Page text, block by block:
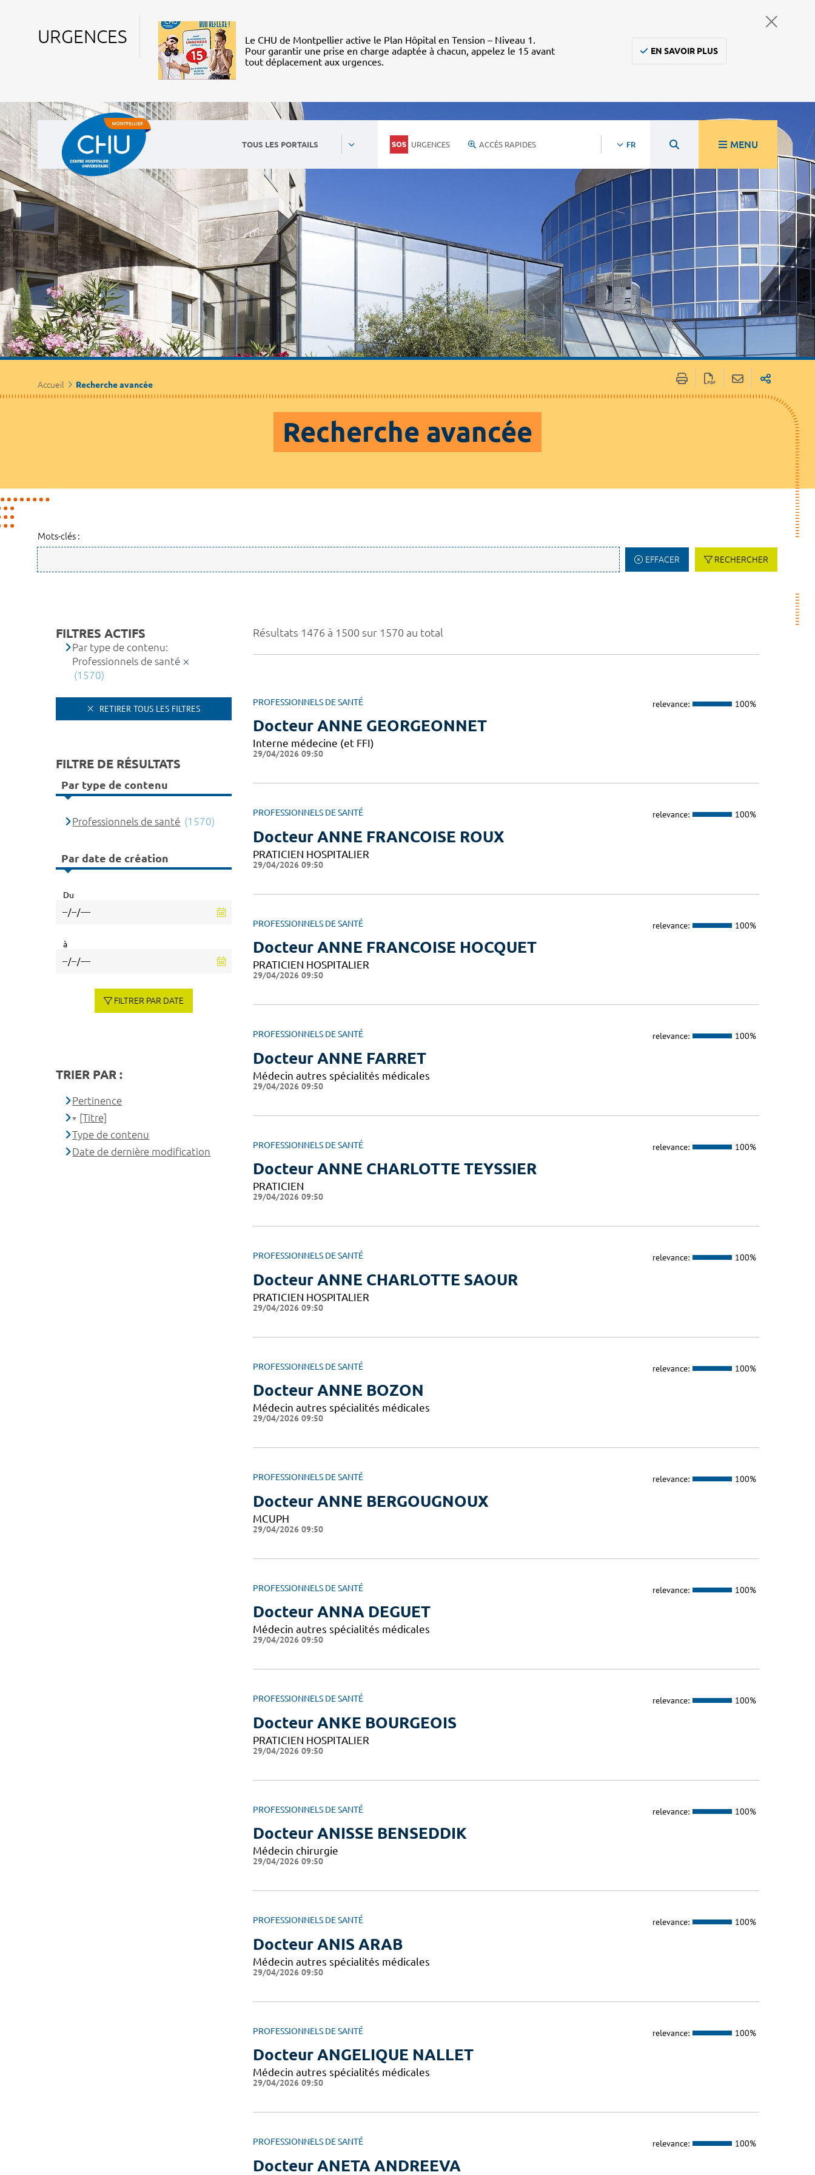
URGENCES
Le CHU de Montpellier active le Plan Hôpital en Tension – Niveau 1.
Pour garantir une prise en charge adaptée à chacun, appelez le 15 avant
tout déplacement aux urgences.
EN SAVOIR PLUS
TOUS LES PORTAILS URGENCES ACCÈS RAPIDES FR MENU
Accueil Recherche avancée
Recherche avancée
Mots-clés :
EFFACER RECHERCHER
Résultats 1476 à 1500 sur 1570 au total
PROFESSIONNELS DE SANTÉ relevance: 100%
Docteur ANNE GEORGEONNET
Interne médecine (et FFI)
29/04/2026 09:50
PROFESSIONNELS DE SANTÉ relevance: 100%
Docteur ANNE FRANCOISE ROUX
PRATICIEN HOSPITALIER
29/04/2026 09:50
PROFESSIONNELS DE SANTÉ relevance: 100%
Docteur ANNE FRANCOISE HOCQUET
PRATICIEN HOSPITALIER
29/04/2026 09:50
PROFESSIONNELS DE SANTÉ relevance: 100%
Docteur ANNE FARRET
Médecin autres spécialités médicales
29/04/2026 09:50
PROFESSIONNELS DE SANTÉ relevance: 100%
Docteur ANNE CHARLOTTE TEYSSIER
PRATICIEN
29/04/2026 09:50
PROFESSIONNELS DE SANTÉ relevance: 100%
Docteur ANNE CHARLOTTE SAOUR
PRATICIEN HOSPITALIER
29/04/2026 09:50
PROFESSIONNELS DE SANTÉ relevance: 100%
Docteur ANNE BOZON
Médecin autres spécialités médicales
29/04/2026 09:50
PROFESSIONNELS DE SANTÉ relevance: 100%
Docteur ANNE BERGOUGNOUX
MCUPH
29/04/2026 09:50
PROFESSIONNELS DE SANTÉ relevance: 100%
Docteur ANNA DEGUET
Médecin autres spécialités médicales
29/04/2026 09:50
PROFESSIONNELS DE SANTÉ relevance: 100%
Docteur ANKE BOURGEOIS
PRATICIEN HOSPITALIER
29/04/2026 09:50
PROFESSIONNELS DE SANTÉ relevance: 100%
Docteur ANISSE BENSEDDIK
Médecin chirurgie
29/04/2026 09:50
PROFESSIONNELS DE SANTÉ relevance: 100%
Docteur ANIS ARAB
Médecin autres spécialités médicales
29/04/2026 09:50
PROFESSIONNELS DE SANTÉ relevance: 100%
Docteur ANGELIQUE NALLET
Médecin autres spécialités médicales
29/04/2026 09:50
PROFESSIONNELS DE SANTÉ relevance: 100%
Docteur ANETA ANDREEVA
FILTRES ACTIFS
Par type de contenu:
Professionnels de santé
(1570)
RETIRER TOUS LES FILTRES
FILTRE DE RÉSULTATS
Par type de contenu
Professionnels de santé (1570)
Par date de création
Du
à
FILTRER PAR DATE
TRIER PAR :
Pertinence
[Titre]
Type de contenu
Date de dernière modification